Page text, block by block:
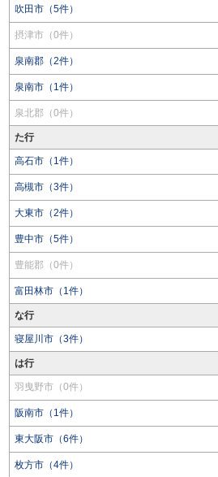
吹田市（5件）
摂津市（0件）
泉南郡（2件）
泉南市（1件）
泉北郡（0件）
た行
高石市（1件）
高槻市（3件）
大東市（2件）
豊中市（5件）
豊能郡（0件）
富田林市（1件）
な行
寝屋川市（3件）
は行
羽曳野市（0件）
阪南市（1件）
東大阪市（6件）
枚方市（4件）